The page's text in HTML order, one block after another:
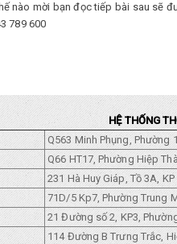
nào mời bạn đọc tiếp bài sau sẽ
789 600
HỆ THỐNG
Q563 Minh Phụng, Phường
Q66 HT17, Phường Hiệp
231 Hà Huy Giáp, Tồ 3A,
71D/5 Kp7, Phường Trung
21 Đường số 2, KP3,
114 Đường B Trưng Trắc,